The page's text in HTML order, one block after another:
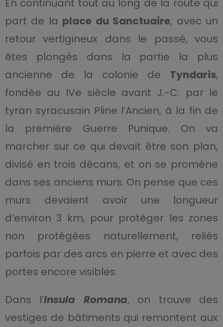
En continuant tout au long de la route qui
part de la place du Sanctuaire, avec un
retour vertigineux dans le passé, vous
êtes plongés dans la partie la plus
ancienne de la colonie de Tyndaris,
fondée au IVe siècle avant J.-C. par le
tyran syracusain Pline l’Ancien, à la fin de
la première Guerre Punique. On va
marcher sur ce qui devait être son plan,
divisé en trois décans, et on se promène
dans ses anciens murs. On pense que ces
murs devaient avoir une longueur
d’environ 3 km, pour protéger les zones
non protégées naturellement, reliés
parfois par des arcs en pierre et avec des
portes encore visibles.
Dans l’Insula Romana, on trouve des
vestiges de bâtiments qui remontent aux